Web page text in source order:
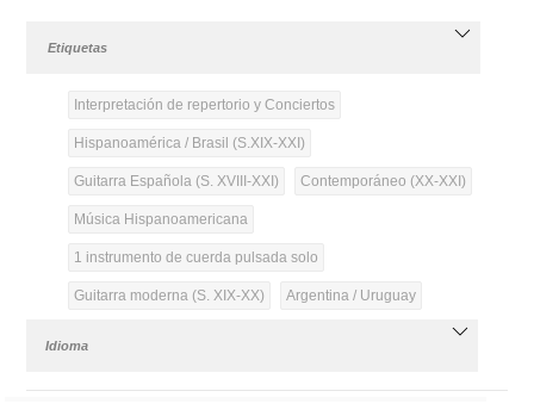
Etiquetas
Interpretación de repertorio y Conciertos
Hispanoamérica / Brasil (S.XIX-XXI)
Guitarra Española (S. XVIII-XXI) Contemporáneo (XX-XXI)
Música Hispanoamericana
1 instrumento de cuerda pulsada solo
Guitarra moderna (S. XIX-XX) Argentina / Uruguay
Idioma